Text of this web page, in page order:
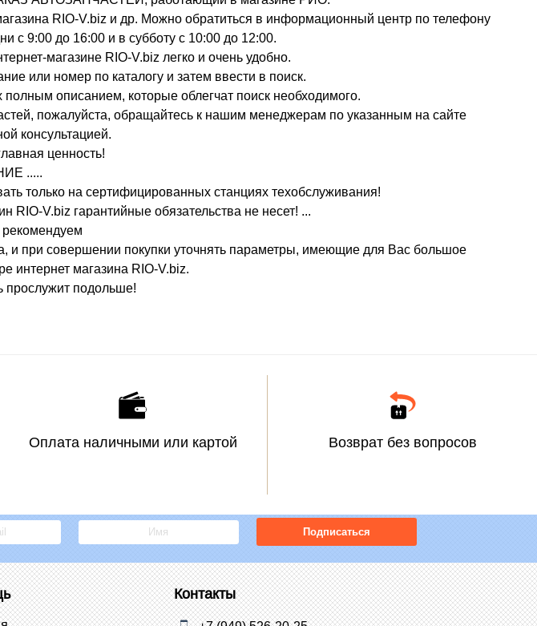
RIO-V.biz и др. Можно обратиться в информационный центр по телефону
с 9:00 до 16:00 и в субботу с 10:00 до 12:00.
магазине RIO-V.biz легко и очень удобно.
или номер по каталогу и затем ввести в поиск.
описанием, которые облегчат поиск необходимого.
пожалуйста, обращайтесь к нашим менеджерам по указанным на сайте
консультацией.
ценность!
.....
только на сертифицированных станциях техобслуживания!
RIO-V.biz гарантийные обязательства не несет! ...
и при совершении покупки уточнять параметры, имеющие для Вас большое
интернет магазина RIO-V.biz.
прослужит подольше!
Оплата наличными или картой Возврат без вопросов
Подписаться
Контакты